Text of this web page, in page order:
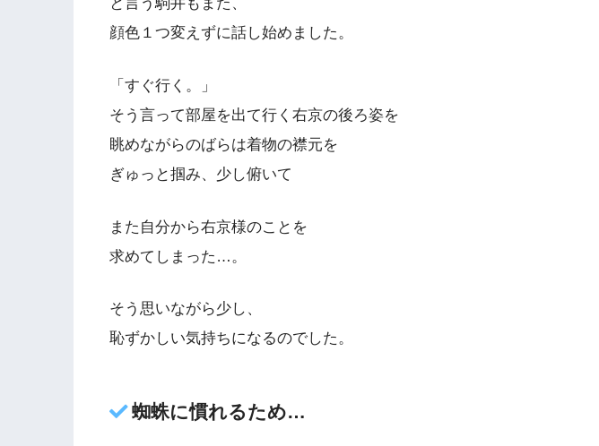
と言う駒井もまた、
顔色１つ変えずに話し始めました。
「すぐ行く。」
そう言って部屋を出て行く右京の後ろ姿を
眺めながらのばらは着物の襟元を
ぎゅっと掴み、少し俯いて
また自分から右京様のことを
求めてしまった…。
そう思いながら少し、
恥ずかしい気持ちになるのでした。
蜘蛛に慣れるため…